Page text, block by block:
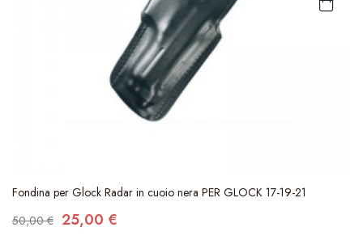
Fondina per Glock Radar in cuoio nera PER GLOCK 17-19-21
50,00 € 25,00 €